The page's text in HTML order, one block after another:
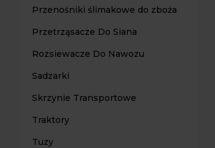
Przenośniki ślimakowe do zboża
Przetrząsacze Do Siana
Rozsiewacze Do Nawozu
Sadzarki
Skrzynie Transportowe
Traktory
Tuzy